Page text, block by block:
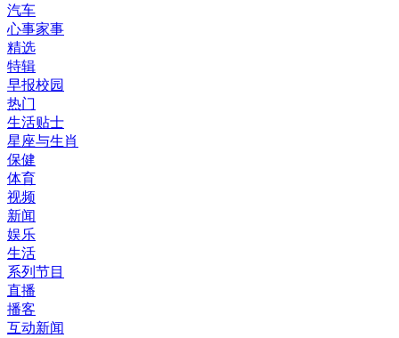
汽车
心事家事
精选
特辑
早报校园
热门
生活贴士
星座与生肖
保健
体育
视频
新闻
娱乐
生活
系列节目
直播
播客
互动新闻